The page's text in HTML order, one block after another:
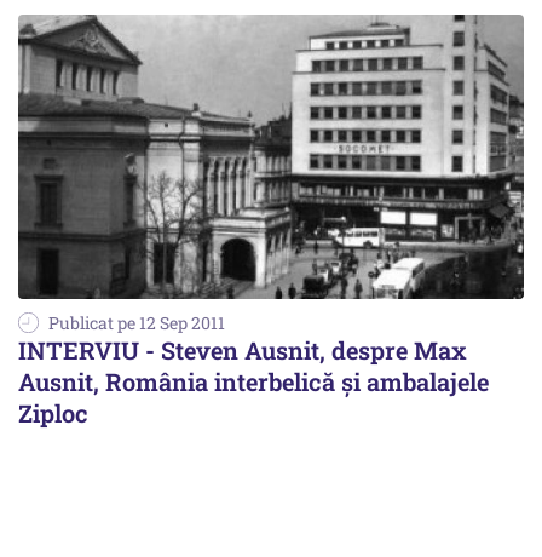
Publicat pe 12 Sep 2011
INTERVIU - Steven Ausnit, despre Max
Ausnit, România interbelică şi ambalajele
Ziploc